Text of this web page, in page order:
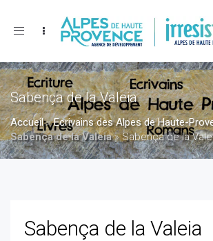
Toggle
Sabença de la Valeia
Accueil»Ecrivains des Alpes de Haute-
Sabença de la Valeia»Sabença de la
Sabença de la Valeia